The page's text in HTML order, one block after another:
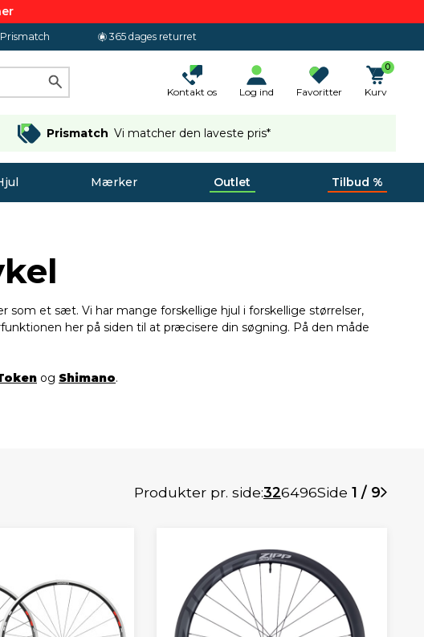
Prismatch 365 dages returret
Kontakt os Log ind Favoritter
0
Kurv
Prismatch Vi matcher den laveste pris*
Mærker Outlet Tilbud %
som et sæt. Vi har mange forskellige hjul i forskellige størrelser,
her på siden til at præcisere din søgning. På den måde
og Shimano.
Produkter pr. side:326496Side 1 / 9